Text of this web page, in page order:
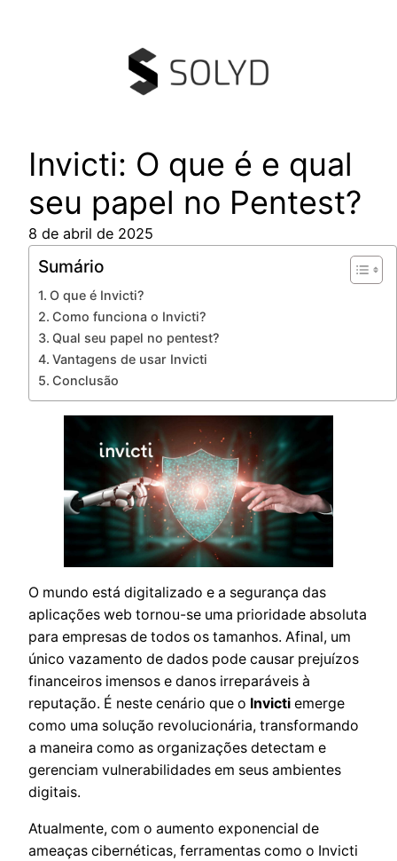
Invicti: O que é e qual
seu papel no Pentest?
8 de abril de 2025
Sumário
O que é Invicti?
Como funciona o Invicti?
Qual seu papel no pentest?
Vantagens de usar Invicti
Conclusão
O mundo está digitalizado e a segurança das
aplicações web tornou-se uma prioridade absoluta
para empresas de todos os tamanhos. Afinal, um
único vazamento de dados pode causar prejuízos
financeiros imensos e danos irreparáveis à
reputação. É neste cenário que o Invicti emerge
como uma solução revolucionária, transformando
a maneira como as organizações detectam e
gerenciam vulnerabilidades em seus ambientes
digitais.
Atualmente, com o aumento exponencial de
ameaças cibernéticas, ferramentas como o Invicti